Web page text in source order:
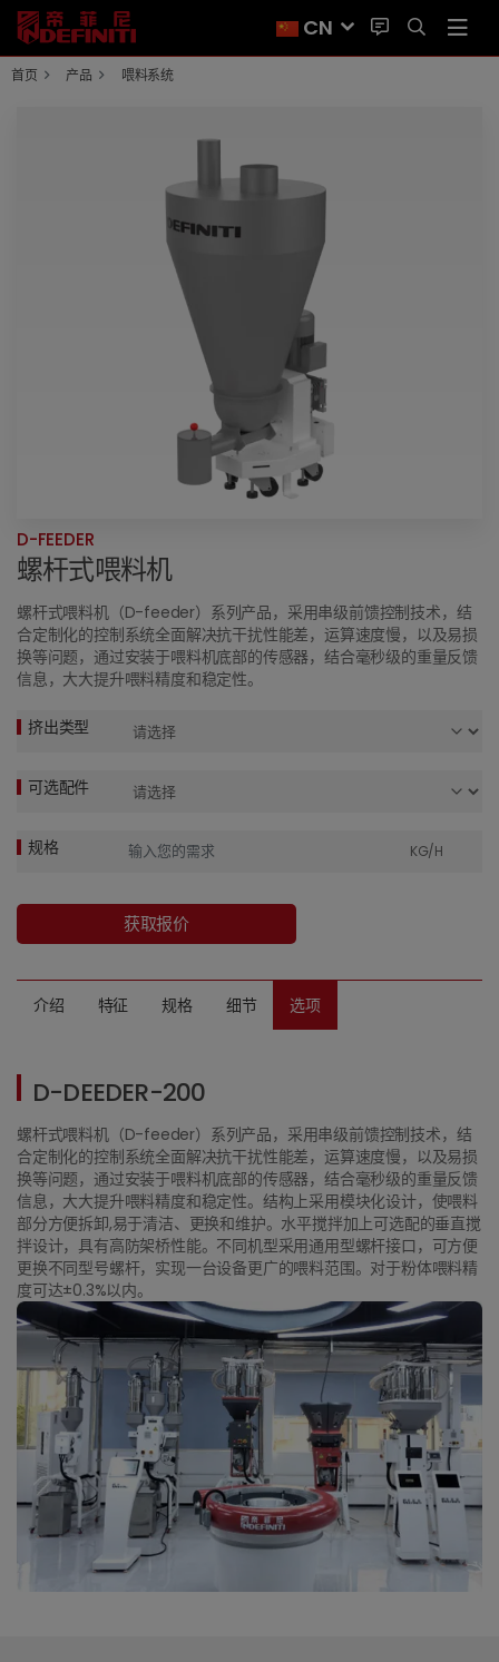
CN
首页 产品 喂料系统
D-FEEDER
螺杆式喂料机
螺杆式喂料机（D-feeder）系列产品，采用串级前馈控制技术，结
合定制化的控制系统全面解决抗干扰性能差，运算速度慢，以及易损
换等问题，通过安装于喂料机底部的传感器，结合毫秒级的重量反馈
信息，大大提升喂料精度和稳定性。
挤出类型
可选配件
规格 KG/H
获取报价
介绍 特征 规格 细节 选项
D-DEEDER-200
螺杆式喂料机（D-feeder）系列产品，采用串级前馈控制技术，结
合定制化的控制系统全面解决抗干扰性能差，运算速度慢，以及易损
换等问题，通过安装于喂料机底部的传感器，结合毫秒级的重量反馈
信息，大大提升喂料精度和稳定性。结构上采用模块化设计，使喂料
部分方便拆卸,易于清洁、更换和维护。水平搅拌加上可选配的垂直搅
拌设计，具有高防架桥性能。不同机型采用通用型螺杆接口，可方便
更换不同型号螺杆，实现一台设备更广的喂料范围。对于粉体喂料精
度可达±0.3%以内。